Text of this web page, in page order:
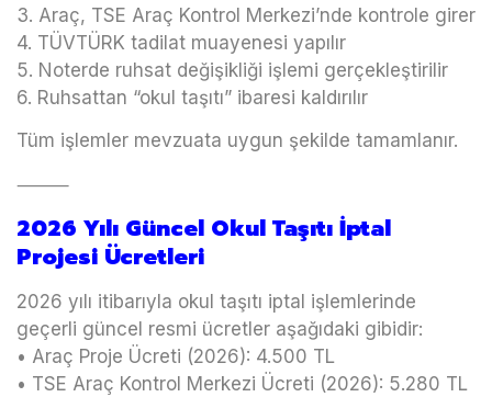
3. Araç, TSE Araç Kontrol Merkezi’nde kontrole girer
4. TÜVTÜRK tadilat muayenesi yapılır
5. Noterde ruhsat değişikliği işlemi gerçekleştirilir
6. Ruhsattan “okul taşıtı” ibaresi kaldırılır
Tüm işlemler mevzuata uygun şekilde tamamlanır.
⸻
2026 Yılı Güncel Okul Taşıtı İptal
Projesi Ücretleri
2026 yılı itibarıyla okul taşıtı iptal işlemlerinde
geçerli güncel resmi ücretler aşağıdaki gibidir:
• Araç Proje Ücreti (2026): 4.500 TL
• TSE Araç Kontrol Merkezi Ücreti (2026): 5.280 TL